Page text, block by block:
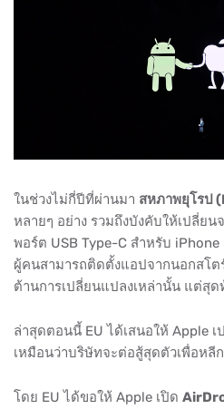
ในช่วงไม่กี่ปีที่ผ่านมา สหภาพยุโรป
หลายๆ อย่าง รวมถึงบังคับให้เปลี่ย
พอร์ต USB Type-C สำหรับ iPhone
ผู้คนสามารถติดตั้งแอปจากนอกสโต
ต้านการเปลี่ยนแปลงเหล่านั้น แต่สุ
ล่าสุดตอนนี้ EU ได้เสนอให้ Apple
เหมือนว่าบริษัทจะต่อสู้สุดตัวเพื่อหลี
โดย EU ได้ขอให้ Apple เปิด